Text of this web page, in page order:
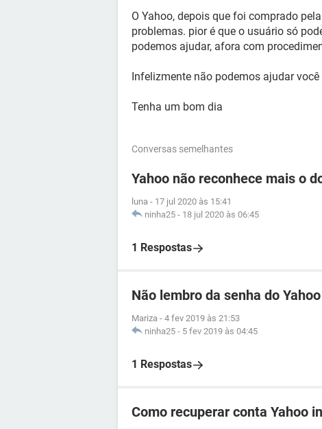
O Yahoo, depois que foi comprado
problemas. pior é que o usuário só
podemos ajudar, afora com
Infelizmente não podemos ajudar você
Tenha um bom dia
Conversas semelhantes
Yahoo não reconhece mais o
luna - 17 jul 2020 às 15:41
ninha25 - 18 jul 2020 às 06:45
1 Respostas
Não lembro da senha do Yahoo
Mariza - 4 fev 2019 às 21:53
ninha25 - 5 fev 2019 às 04:45
1 Respostas
Como recuperar conta Yahoo